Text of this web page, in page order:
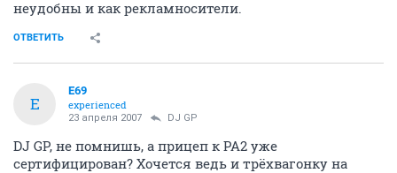
неудобны и как рекламносители.
ОТВЕТИТЬ
E
E69
experienced
23 апреля 2007 DJ GP
DJ GP, не помнишь, а прицеп к РА2 уже
сертифицирован? Хочется ведь и трёхвагонку на